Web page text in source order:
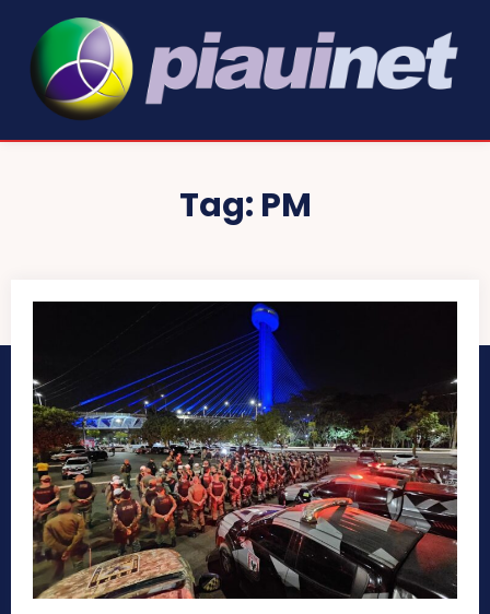
Tag: PM